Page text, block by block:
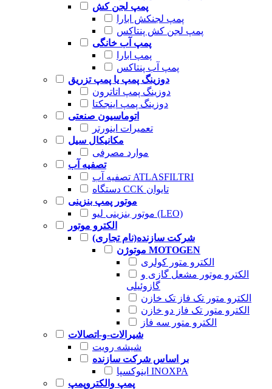
پمپ لجن کش
پمپ لجنکش ابارا
پمپ لجن کش پنتاکس
پمپ آب خانگی
پمپ ابارا
پمپ آب پنتاکس
دوزینگ پمپ یا پمپ تزریق
دوزینگ پمپ اتاترون
دوزینگ پمپ اینجکتا
اتوماسیون صنعتی
تعمیرات اینورتر
مکانیکال سیل
موارد مصرفی
تصفیه آب
تصفیه آب ATLASFILTRI
دستگاه CCK تایوان
موتور پمپ بنزینی
موتور بنزینی لیو (LEO)
الکترو موتور
شرکت سازنده(نام تجاری)
موتوژن MOTOGEN
الکترو متور کولری
الکترو موتور مشعل گازی و
گازوئیلی
الکترو متور تک فاز تک خازن
الکترو متور تک فاز دو خازن
الکترو متور سه فاز
شیرالات-و-اتصالات
شیشه رویت
بر اساس شرکت سازنده
اینوکسپا INOXPA
پمپ والکتروپمپ